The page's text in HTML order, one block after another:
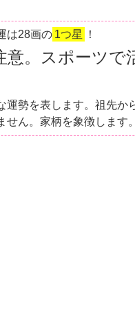
は28画の 1つ星 ！
意。スポーツで
運勢を表します。祖先か
せん。家柄を象徴します。